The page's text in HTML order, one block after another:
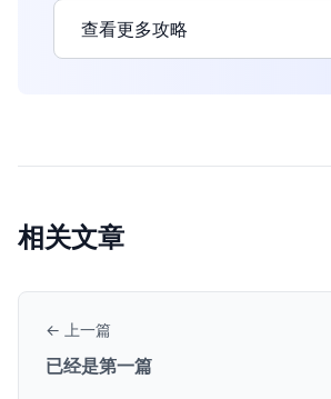
查看更多攻略
相关文章
← 上一篇
已经是第一篇